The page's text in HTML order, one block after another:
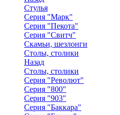
Стулья
Серия "Марк"
Серия "Пекота"
Серия "Свитч"
Скамьи, шезлонги
Столы, столики
Назад
Столы, столики
Серия "Револют"
Серия "800"
Серия "903"
Серия "Баккара"